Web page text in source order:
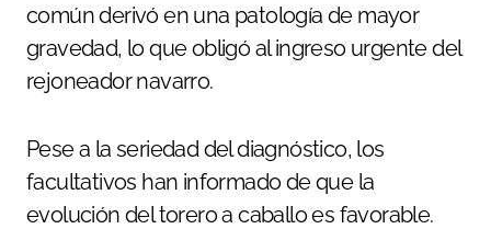
común derivó en una patología de mayor
gravedad, lo que obligó al ingreso urgente del
rejoneador navarro.
Pese a la seriedad del diagnóstico, los
facultativos han informado de que la
evolución del torero a caballo es favorable.